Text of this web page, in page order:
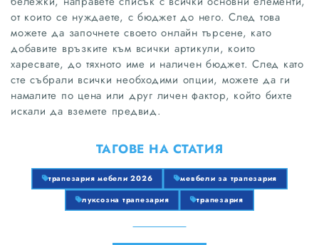
от които се нуждаете, с бюджет до него. След това
можете да започнете своето онлайн търсене, като
добавите връзките към всички артикули, които
харесвате, до тяхното име и наличен бюджет. След като
сте събрали всички необходими опции, можете да ги
намалите по цена или друг личен фактор, който бихте
искали да вземете предвид.
ТАГОВЕ НА СТАТИЯ
трапезария мебели 2026
мевбели за трапезария
луксозна трапезария
трапезария